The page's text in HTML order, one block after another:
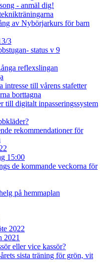
- anmäl dig!
av Nybörjarkurs för barn
3
status v 9
reflexslingan
intresse till vårens stafetter
borttagna
till digitalt inpasseringssystem
rekommendationer för
15:00
de kommande veckorna för
på hemmaplan
2022
2021
eller vice kassör?
sista träning för grön, vit